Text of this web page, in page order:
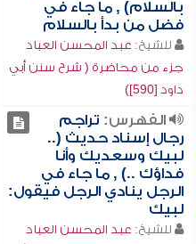
بالسلام) , ما جاء في
فضل من بدأ بالسلام
للشيخ: عبد المحسن العباد
جزء من محاضرة ( شرح سنن أبي
داود [590])
الفهرس: تراجم
رجال إسناد حديث (..
لبيك وسعديك وأنا
فداؤك ..) , ما جاء في
الرجل ينادي الرجل فيقول:
لبيك
للشيخ: عبد المحسن العباد